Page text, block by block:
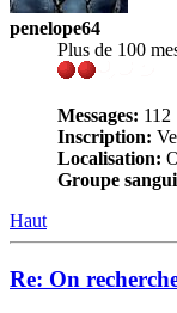
penelope64
Plus de 100
Messages: 112
Inscription:
Localisation:
Groupe
Haut
Re: On